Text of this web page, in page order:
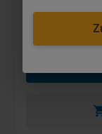
bis 10t &
Preis auf